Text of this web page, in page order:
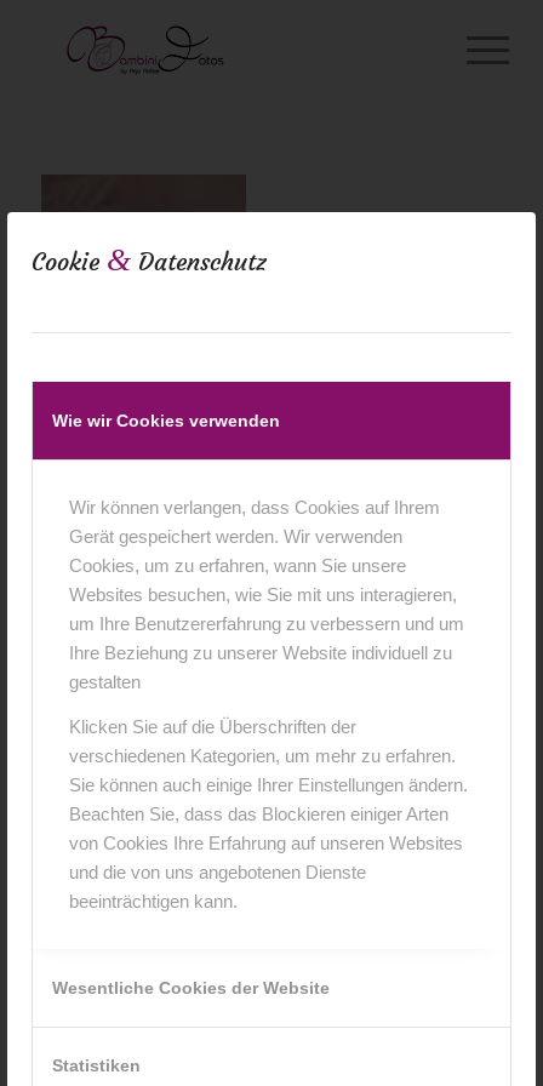
Cookie & Datenschutz
Wie wir Cookies verwenden
Wir können verlangen, dass Cookies auf Ihrem
Gerät gespeichert werden. Wir verwenden
Cookies, um zu erfahren, wann Sie unsere
Websites besuchen, wie Sie mit uns interagieren,
um Ihre Benutzererfahrung zu verbessern und um
Ihre Beziehung zu unserer Website individuell zu
gestalten
Klicken Sie auf die Überschriften der
verschiedenen Kategorien, um mehr zu erfahren.
Sie können auch einige Ihrer Einstellungen ändern.
Beachten Sie, dass das Blockieren einiger Arten
von Cookies Ihre Erfahrung auf unseren Websites
und die von uns angebotenen Dienste
beeinträchtigen kann.
Wesentliche Cookies der Website
Statistiken
0
KOMMENTARE
Hinterlasse einen Kommentar
Hinterlasse uns deinen Kommentar!
Name*